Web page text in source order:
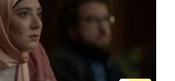
se mezi oběma stranami
neuskutečnila a dívka na školu